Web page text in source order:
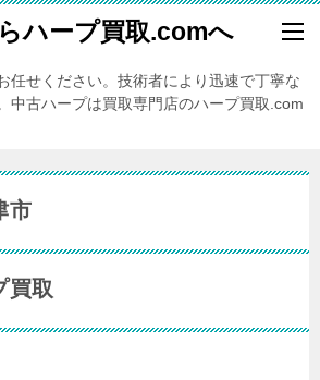
ハープ買取.comへ
任せください。技術者により迅速で丁寧な
中古ハープは買取専門店のハープ買取.com
市
買取